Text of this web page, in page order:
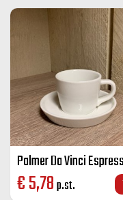
€5,78p.st.